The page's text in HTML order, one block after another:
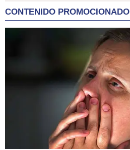
CONTENIDO PROMOCIONADO